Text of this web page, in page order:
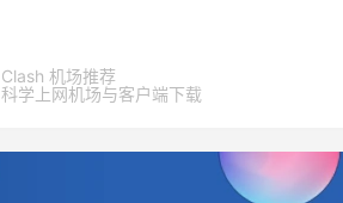
Clash 机场推荐
科学上网机场与客户端下载